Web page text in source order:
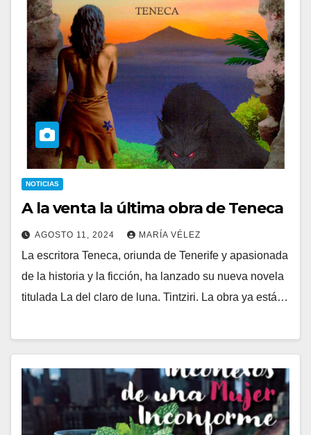
NOTICIAS
A la venta la última obra de Teneca
AGOSTO 11, 2024 MARÍA VÉLEZ
La escritora Teneca, oriunda de Tenerife y apasionada
de la historia y la ficción, ha lanzado su nueva novela
titulada La del claro de luna. Tintziri. La obra ya está…